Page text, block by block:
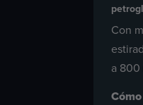
Con
a 800